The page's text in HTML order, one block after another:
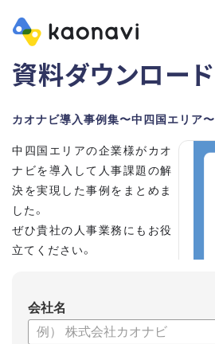
資料ダウンロード
カオナビ導入事例集〜中四国エリア〜
中四国エリアの企業様がカオ
ナビを導入して人事課題の解
決を実現した事例をまとめま
した。
ぜひ貴社の人事業務にもお役
立てください。
会社名